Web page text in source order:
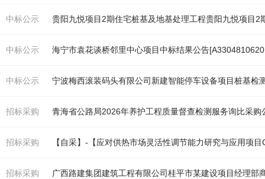
中标公示 贵阳九悦项目2期住宅桩基及地基处理工程贵阳九悦项目2
中标公示 海宁市袁花谈桥邻里中心项目中标结果公告
中标公示 宁波梅西滚装码头有限公司新建智能停车设备项目桩基检
招标采购 青海省公路局2026年养护工程质量督查检测服务询比采购
招标采购 【自采】-【应对供热市场灵活性调节能力研究与应用项目
招标采购 广西路建集团建筑工程有限公司桂平市某建设项目经理部